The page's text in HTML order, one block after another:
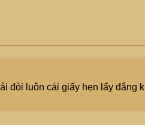
đòi luôn cái giấy hẹn lấy đắng